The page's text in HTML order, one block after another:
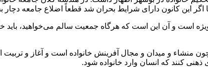
این کانون دارای شرایط بحران شد قطعاً اضلاع جامعه دچار
است و آن این است که هرگاه جمعیت سالم می‌خواهید، باید
منشاء و میدان و مجال آفرینش خانواده است و آغاز و
کنند که انسان وارد خانواده شود.